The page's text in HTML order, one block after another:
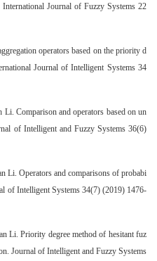
Journal of Fuzzy Systems 22
operators based on the priority d
Journal of Intelligent Systems 34
Comparison and operators based on un
of Intelligent and Fuzzy Systems 36(6)
Li. Operators and comparisons of probabi
of Intelligent Systems 34(7) (2019) 1476-
Li. Priority degree method of hesitant fuz
Journal of Intelligent and Fuzzy Systems